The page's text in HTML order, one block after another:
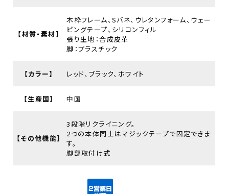
【材質・素材】
木枠フレーム、Sバネ、ウレタンフォーム、ウェー
ビングテープ、シリコンフィル
張り生地：合成皮革
脚：プラスチック
【カラー】 レッド、ブラック、ホワイト
【生産国】 中国
【その他機能】
3段階リクライニング。
2つの本体同士はマジックテープで固定できま
す。
脚部取付け式